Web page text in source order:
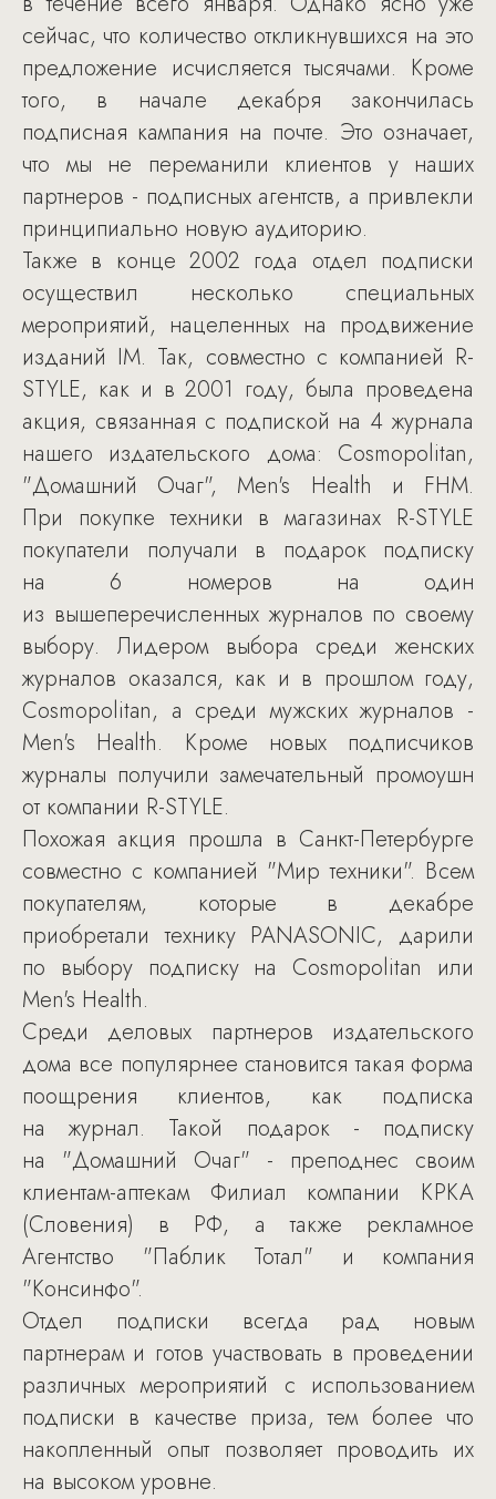
сейчас, что количество откликнувшихся на это
предложение исчисляется тысячами. Кроме
того, в начале декабря закончилась
подписная кампания на почте. Это означает,
что мы не переманили клиентов у наших
партнеров - подписных агентств, а привлекли
принципиально новую аудиторию.
Также в конце 2002 года отдел подписки
осуществил несколько специальных
мероприятий, нацеленных на продвижение
изданий IM. Так, совместно с компанией R-
STYLE, как и в 2001 году, была проведена
акция, связанная с подпиской на 4 журнала
нашего издательского дома: Cosmopolitan,
"Домашний Очаг", Men's Health и FHM.
При покупке техники в магазинах R-STYLE
покупатели получали в подарок подписку
на 6 номеров на один
из вышеперечисленных журналов по своему
выбору. Лидером выбора среди женских
журналов оказался, как и в прошлом году,
Cosmopolitan, а среди мужских журналов -
Men's Health. Кроме новых подписчиков
журналы получили замечательный промоушн
от компании R-STYLE.
Похожая акция прошла в Санкт-Петербурге
совместно с компанией "Мир техники". Всем
покупателям, которые в декабре
приобретали технику PANASONIC, дарили
по выбору подписку на Cosmopolitan или
Men's Health.
Среди деловых партнеров издательского
дома все популярнее становится такая форма
поощрения клиентов, как подписка
на журнал. Такой подарок - подписку
на "Домашний Очаг" - преподнес своим
клиентам-аптекам Филиал компании КРКА
(Словения) в РФ, а также рекламное
Агентство "Паблик Тотал" и компания
"Консинфо".
Отдел подписки всегда рад новым
партнерам и готов участвовать в проведении
различных мероприятий с использованием
подписки в качестве приза, тем более что
накопленный опыт позволяет проводить их
на высоком уровне.